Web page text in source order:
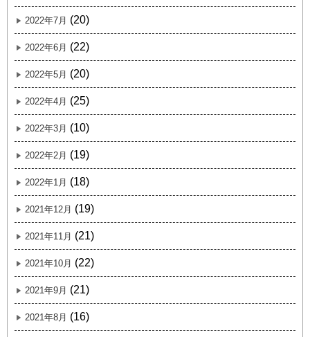
2022年7月 (20)
2022年6月 (22)
2022年5月 (20)
2022年4月 (25)
2022年3月 (10)
2022年2月 (19)
2022年1月 (18)
2021年12月 (19)
2021年11月 (21)
2021年10月 (22)
2021年9月 (21)
2021年8月 (16)